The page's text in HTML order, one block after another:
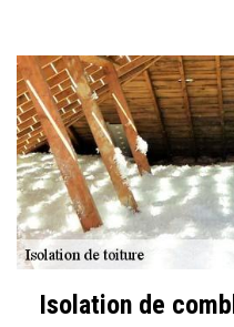
Isolation de